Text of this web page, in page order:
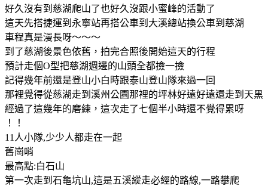
好久沒有到慈湖爬山了也好久沒跟小蜜峰的活動了
這天先搭捷運到永寧站再搭公車到大溪總站換公車到慈湖
車程真是漫長呀～～～
到了慈湖後景色依舊，拍完合照後開始這天的行程
預計走個O型把慈湖週邊的山頭全都撿一撿
記得幾年前還是登山小白時跟泰山登山隊來過一回
那裡覺得從慈湖走到溪州公園那裡的坪林好遠好遠還走到天黑
經過了這幾年的磨練，這次走了七個半小時還不覺得累呀
！！
11人小隊,少少人都走在一起
舊崗哨
最高點:白石山
第一次走到石龜坑山,這是五溪縱走必經的路線,一路攀爬